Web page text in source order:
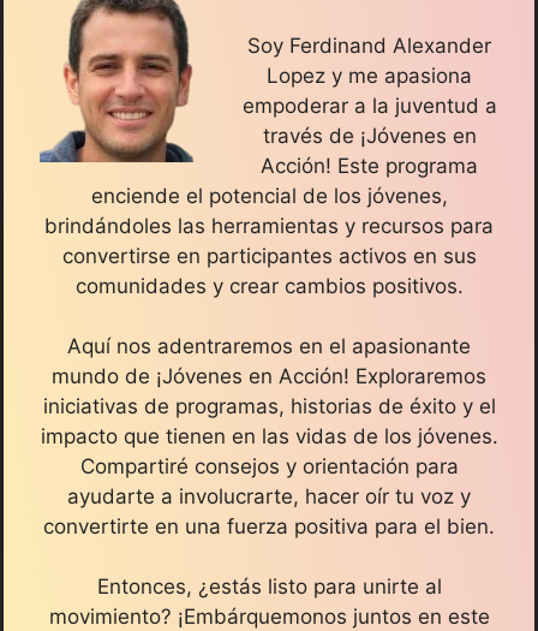
Soy Ferdinand Alexander
Lopez y me apasiona
empoderar a la juventud a
través de ¡Jóvenes en
Acción! Este programa
enciende el potencial de los jóvenes,
brindándoles las herramientas y recursos para
convertirse en participantes activos en sus
comunidades y crear cambios positivos.
Aquí nos adentraremos en el apasionante
mundo de ¡Jóvenes en Acción! Exploraremos
iniciativas de programas, historias de éxito y el
impacto que tienen en las vidas de los jóvenes.
Compartiré consejos y orientación para
ayudarte a involucrarte, hacer oír tu voz y
convertirte en una fuerza positiva para el bien.
Entonces, ¿estás listo para unirte al
movimiento? ¡Embárquemonos juntos en este